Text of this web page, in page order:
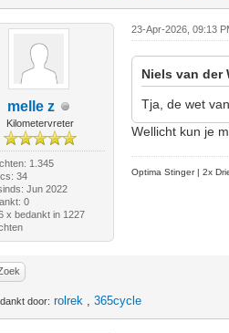
melle z
Kilometervreter
1.345
34
Jun 2022
0
x bedankt in 1227
23-Apr-2026, 09:13
Niels van der
Tja, de wet
Wellicht kun je
Optima Stinger |2x
door: rolrek ,365cycle